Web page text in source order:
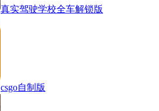
真实驾驶学校全车解锁版
csgo自制版